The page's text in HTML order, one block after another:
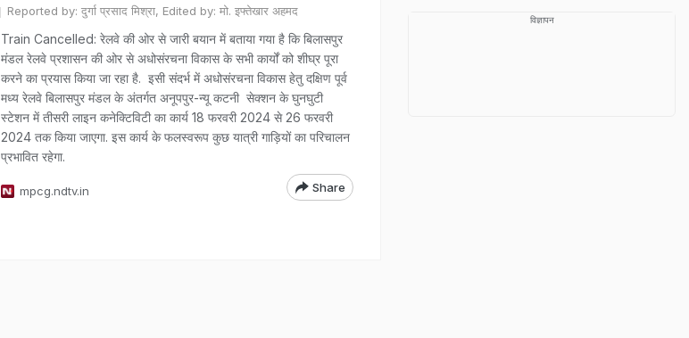
Reported by: दुर्गा प्रसाद मिश्रा, Edited by: मो. इफ्तेखार अहमद
Train Cancelled: रेलवे की ओर से जारी बयान में बताया गया है कि बिलासपुर
मंडल रेलवे प्रशासन की ओर से अधोसंरचना विकास के सभी कार्यों को शीघ्र पूरा
करने का प्रयास किया जा रहा है. इसी संदर्भ में अधोसंरचना विकास हेतु दक्षिण पूर्व
मध्य रेलवे बिलासपुर मंडल के अंतर्गत अनूपपुर-न्यू कटनी सेक्शन के घुनघुटी
स्टेशन में तीसरी लाइन कनेक्टिविटी का कार्य 18 फरवरी 2024 से 26 फरवरी
2024 तक किया जाएगा. इस कार्य के फलस्वरूप कुछ यात्री गाड़ियों का परिचालन
प्रभावित रहेगा.
mpcg.ndtv.in Share
विज्ञापन